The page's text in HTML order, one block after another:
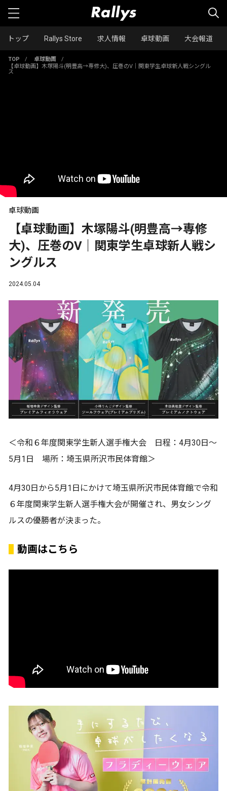
トップ Rallys Store 求人情報 卓球動画 大会報道
TOP / 卓球動画
/
【卓球動画】木塚陽斗(明豊高→専修大)、圧巻のV｜関東学生卓球新人戦シングル
ス
卓球動画
【卓球動画】木塚陽斗(明豊高→専修
大)、圧巻のV｜関東学生卓球新人戦シ
ングルス
2024.05.04
＜令和６年度関東学生新人選手権大会 日程：4月30日～
5月1日 場所：埼玉県所沢市民体育館＞
4月30日から5月1日にかけて埼玉県所沢市民体育館で令和
６年度関東学生新人選手権大会が開催され、男女シング
ルスの優勝者が決まった。
動画はこちら